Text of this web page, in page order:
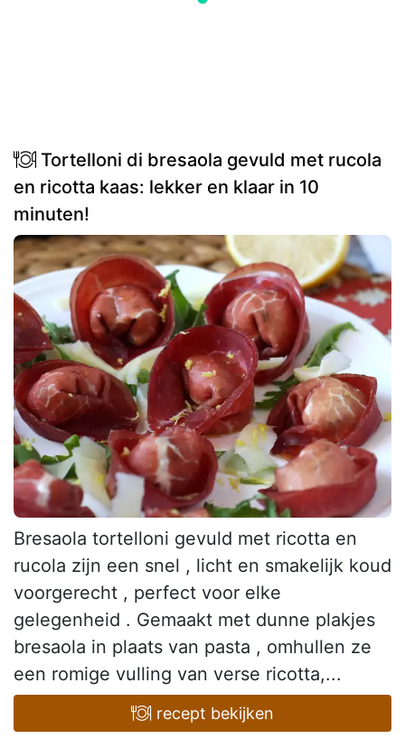
Tortelloni di bresaola gevuld met rucola
en ricotta kaas: lekker en klaar in 10
minuten!
Bresaola tortelloni gevuld met ricotta en
rucola zijn een snel , licht en smakelijk koud
voorgerecht , perfect voor elke
gelegenheid . Gemaakt met dunne plakjes
bresaola in plaats van pasta , omhullen ze
een romige vulling van verse ricotta,...
recept bekijken